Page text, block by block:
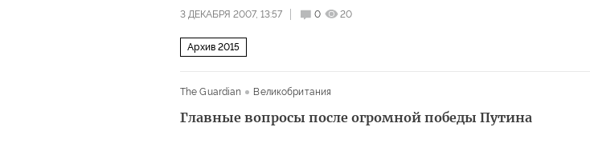
3 ДЕКАБРЯ 2007, 13:57 0 20
Архив 2015
The Guardian Великобритания
Главные вопросы после огромной победы Путина